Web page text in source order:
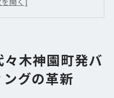
ルスタジオの役割
チャーとバンドレコーデ
木神園町発バ
グの革新